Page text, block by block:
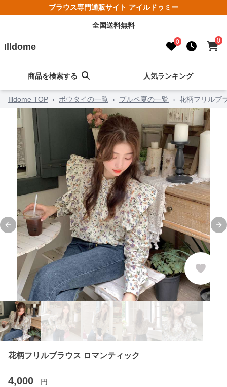
ブラウス専門通販サイト アイルドゥミー
全国送料無料
Illdome 0 0
商品を検索する 人気ランキング
Illdome TOP › ボウタイの一覧 › ブルベ夏の一覧 › 花柄フリルブ
Previous slide
花柄フリルブラウス ロマンティック
4,000 円